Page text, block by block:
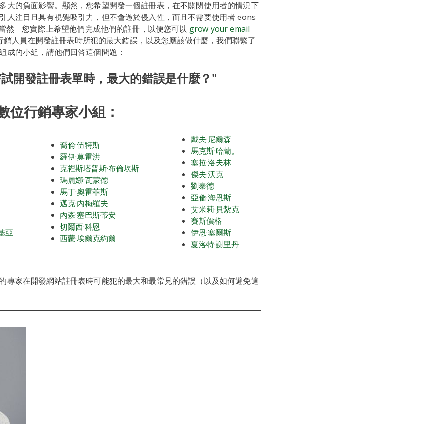
大的負面影響。顯然，您希望開發一個註冊表，在不關閉使用者的情況下
人注目且具有視覺吸引力，但不會過於侵入性，而且不需要使用者 eons
然，您實際上希望他們完成他們的註冊，以便您可以 grow your email
銷人員在開發註冊表時所犯的最大錯誤，以及您應該做什麼，我們聯繫了
成的小組，請他們回答這個問題：
開發註冊表單時，最大的錯誤是什麼？"
位行銷專家小組：
亞
喬倫·伍特斯
羅伊·莫雷洪
克裡斯塔普斯·布倫坎斯
瑪麗娜·瓦蒙德
馬丁·奧雷菲斯
邁克·內梅羅夫
內森·塞巴斯蒂安
切爾西·科恩
西蒙·埃爾克約爾
戴夫·尼爾森
馬克斯·哈蘭。
塞拉·洛夫林
傑夫·沃克
劉泰德
亞倫·海恩斯
艾米莉·貝紮克
賽斯價格
伊恩·塞爾斯
夏洛特·謝里丹
專家在開發網站註冊表時可能犯的最大和最常見的錯誤（以及如何避免這